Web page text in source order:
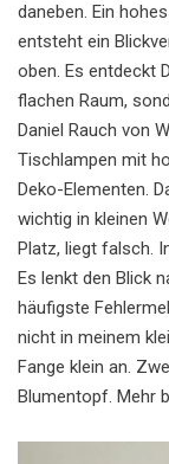
daneben. Ein
entsteht ein
oben. Es entdeckt
flachen Raum,
Daniel Rauch von
Tischlampen mit
Deko-Elementen.
wichtig in kleinen
Platz, liegt falsch.
Es lenkt den Blick
häufigste
nicht in meinem
Fange klein an.
Blumentopf. Mehr